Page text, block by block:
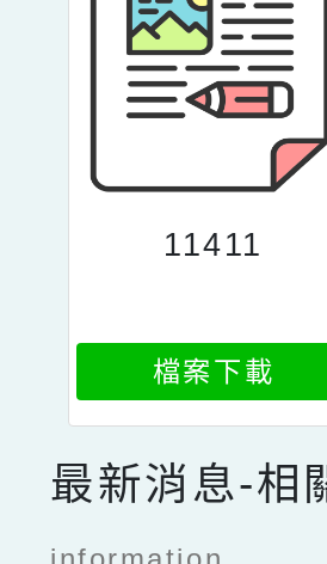
11411
檔案下載
最新消息-相